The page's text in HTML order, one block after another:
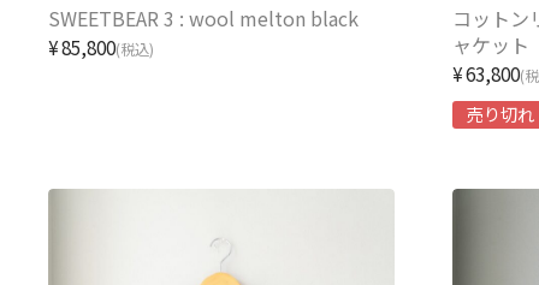
SWEETBEAR 3 : wool melton black
¥85,800(税込)
コットン
ャケット
¥63,800(
売り切れ